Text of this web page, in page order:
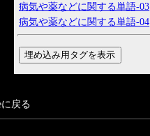
病気や薬などに関する単語-03
病気や薬などに関する単語-04
に戻る